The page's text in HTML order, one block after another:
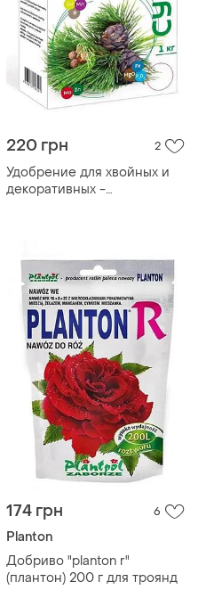
220 грн 2
Удобрение для хвойных и
декоративных -
174 грн 6
Planton
Добриво "planton r"
(плантон) 200 г для троянд